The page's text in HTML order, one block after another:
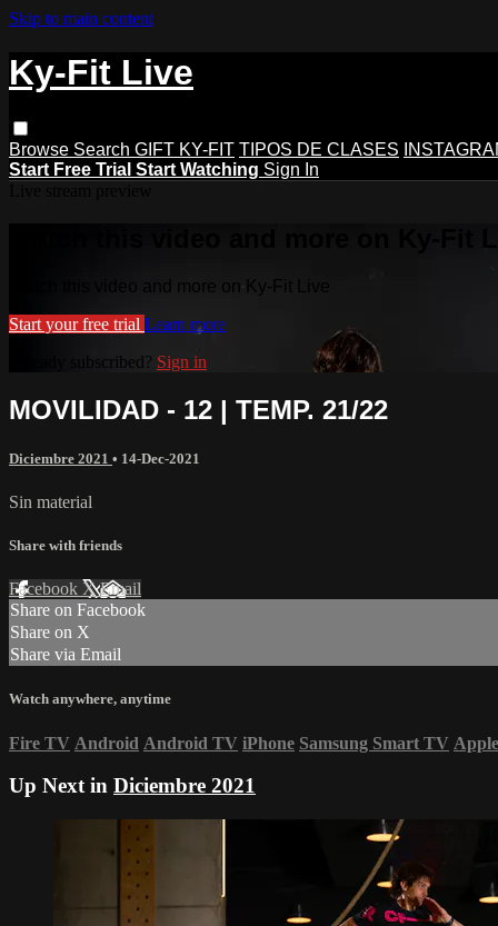
Skip to main content
Ky-Fit Live
Browse Search GIFT KY-FIT TIPOS DE CLASES
Start Free Trial Start Watching Sign In
Watch this video and more on Ky-Fit Live
Start your free trial Learn more
Already subscribed? Sign in
MOVILIDAD - 12 | TEMP. 21/22
Diciembre 2021 • 14-Dec-2021
Sin material
Share with friends
Facebook XEmail
Share on Facebook
Share on X
Share via Email
Watch anywhere, anytime
Fire TV Android Android TV iPhone Samsung Smart TV
Up Next in Diciembre 2021